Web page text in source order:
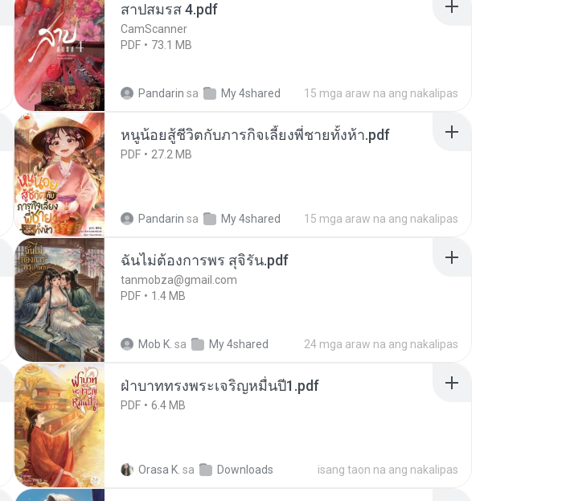
สาปสมรส 4.pdf
CamScanner
PDF
73.1 MB
Pandarin sa My 4shared 15 mga araw na ang nakalipas
หนูน้อยสู้ชีวิตกับภารกิจเลี้ยงพี่ชายทั้งห้า.pdf
PDF 27.2 MB
Pandarin sa My 4shared 15 mga araw na ang nakalipas
ฉันไม่ต้องการพร สุจิรัน.pdf
tanmobza@gmail.com
PDF
1.4 MB
Mob K. sa My 4shared 24 mga araw na ang nakalipas
ฝ่าบาททรงพระเจริญหมื่นปี1.pdf
PDF 6.4 MB
Orasa K. sa Downloads isang taon na ang nakalipas